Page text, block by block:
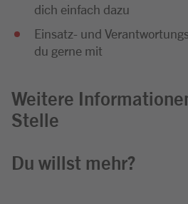
dich einfach dazu
Einsatz- und
du gerne mit
Weitere
Stelle
Du willst mehr?